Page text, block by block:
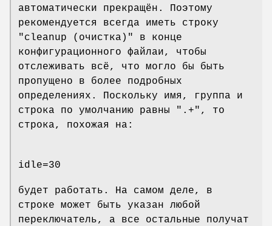
автоматически прекращён. Поэтому
рекомендуется всегда иметь строку
"cleanup (очистка)" в конце
конфигурационного файлаи, чтобы
отслеживать всё, что могло бы быть
пропущено в более подробных
определениях. Поскольку имя, группа и
строка по умолчанию равны ".+", то
строка, похожая на:
idle=30
будет работать. На самом деле, в
строке может быть указан любой
переключатель, а все остальные получат